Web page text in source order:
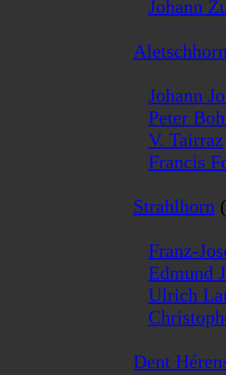
Johann
Johann
Peter
V. Tairraz
Francis
Strahlhorn
Franz-
Edmund
Ulrich
Dent